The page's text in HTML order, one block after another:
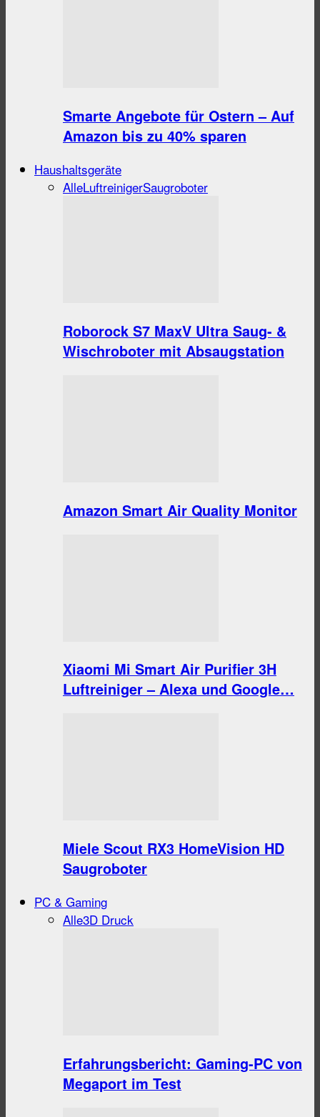
Smarte Angebote für Ostern – Auf
Amazon bis zu 40% sparen
Haushaltsgeräte
AlleLuftreinigerSaugroboter
Roborock S7 MaxV Ultra Saug- &
Wischroboter mit Absaugstation
Amazon Smart Air Quality Monitor
Xiaomi Mi Smart Air Purifier 3H
Luftreiniger – Alexa und Google…
Miele Scout RX3 HomeVision HD
Saugroboter
PC & Gaming
Alle3D Druck
Erfahrungsbericht: Gaming-PC von
Megaport im Test